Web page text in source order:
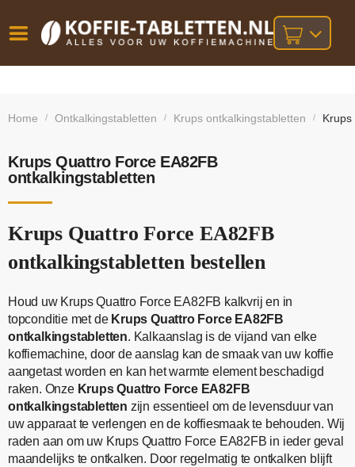
besteld,
bij orders
Home / Ontkalkingstabletten / Krups ontkalkingstabletten /
Krups Quattro Force EA82FB
ontkalkingstabletten
Krups Quattro Force EA82FB
ontkalkingstabletten bestellen
Houd uw Krups Quattro Force EA82FB kalkvrij en in
topconditie met de Krups Quattro Force EA82FB
ontkalkingstabletten. Kalkaanslag is de vijand van elke
koffiemachine, door de aanslag kan de smaak van uw koffie
aangetast worden en kan het warmte element beschadigd
raken. Onze Krups Quattro Force EA82FB
ontkalkingstabletten zijn essentieel om de levensduur van
uw apparaat te verlengen en de koffiesmaak te behouden. Wij
raden aan om uw Krups Quattro Force EA82FB in ieder geval
maandelijks te ontkalken. Door regelmatig te ontkalken blijft